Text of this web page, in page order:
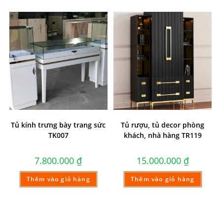
Tủ kính trưng bày trang sức
TK007
7.800.000 ₫
Thêm vào giỏ hàng
Tủ rượu, tủ decor phòng
khách, nhà hàng TR119
15.000.000 ₫
Thêm vào giỏ hàng